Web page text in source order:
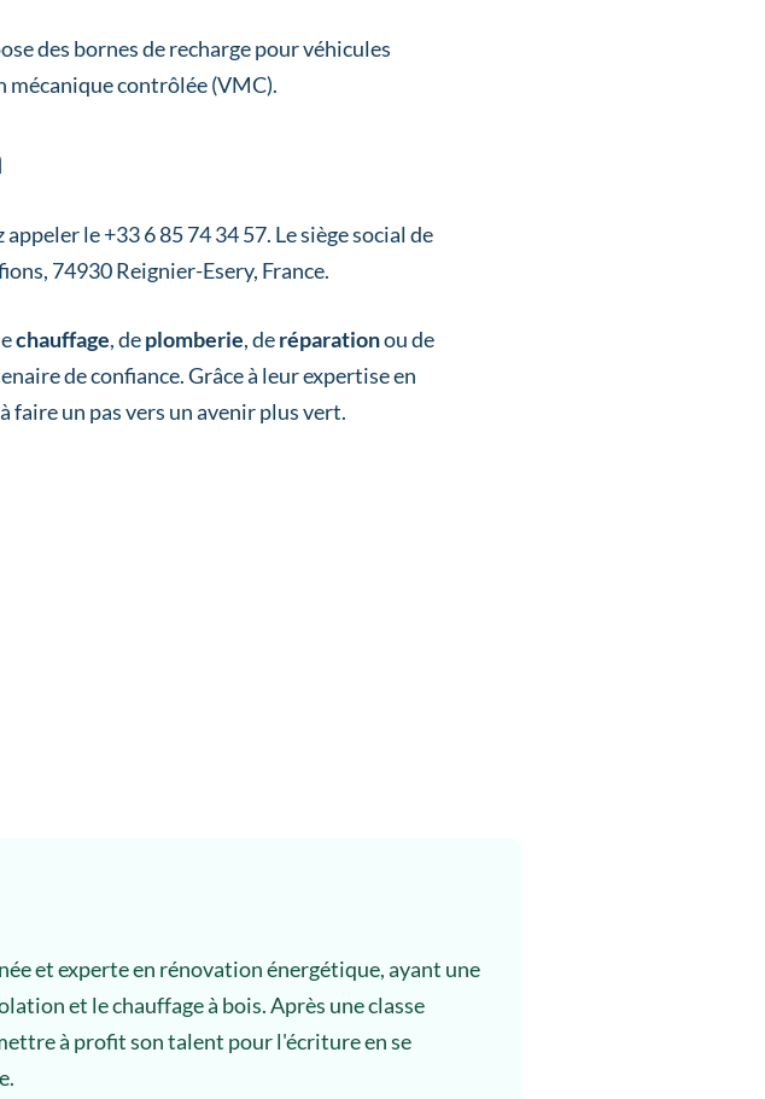
des bornes de recharge pour véhicules
contrôlée (VMC).
le +33 6 85 74 34 57. Le siège social de
74930 Reignier-Esery, France.
chauffage, deplomberie, deréparationou de
de confiance. Grâce à leur expertise en
faire un pas vers un avenir plus vert.
et experte en rénovation énergétique, ayant une
et le chauffage à bois. Après une classe
à profit son talent pour l'écriture en se